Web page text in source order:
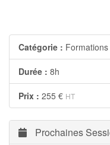
Catégorie :
Durée : 8h
Prix : 255 € HT
Prochaines